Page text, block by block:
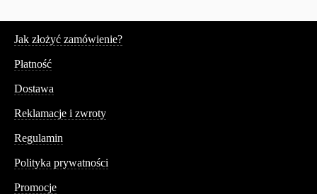
Jak złożyć zamówienie?
Płatność
Dostawa
Reklamacje i zwroty
Regulamin
Polityka prywatności
Promocje